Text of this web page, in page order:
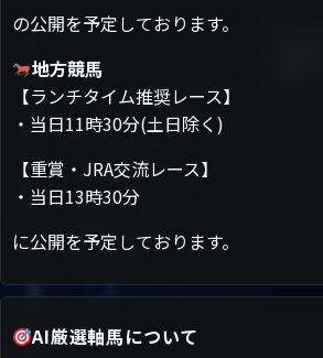
の公開を予定しております。
地方競馬
【ランチタイム推奨レース】
・当日11時30分(土日除く)
【重賞・JRA交流レース】
・当日13時30分
に公開を予定しております。
AI厳選軸馬について